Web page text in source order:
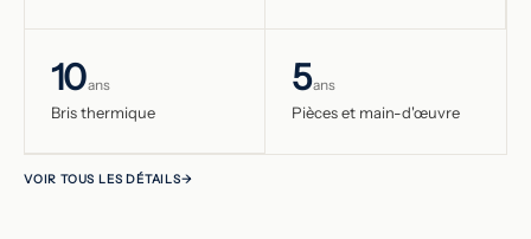
10 ans
Bris thermique
5 ans
Pièces et main-d'œuvre
VOIR TOUS LES DÉTAILS